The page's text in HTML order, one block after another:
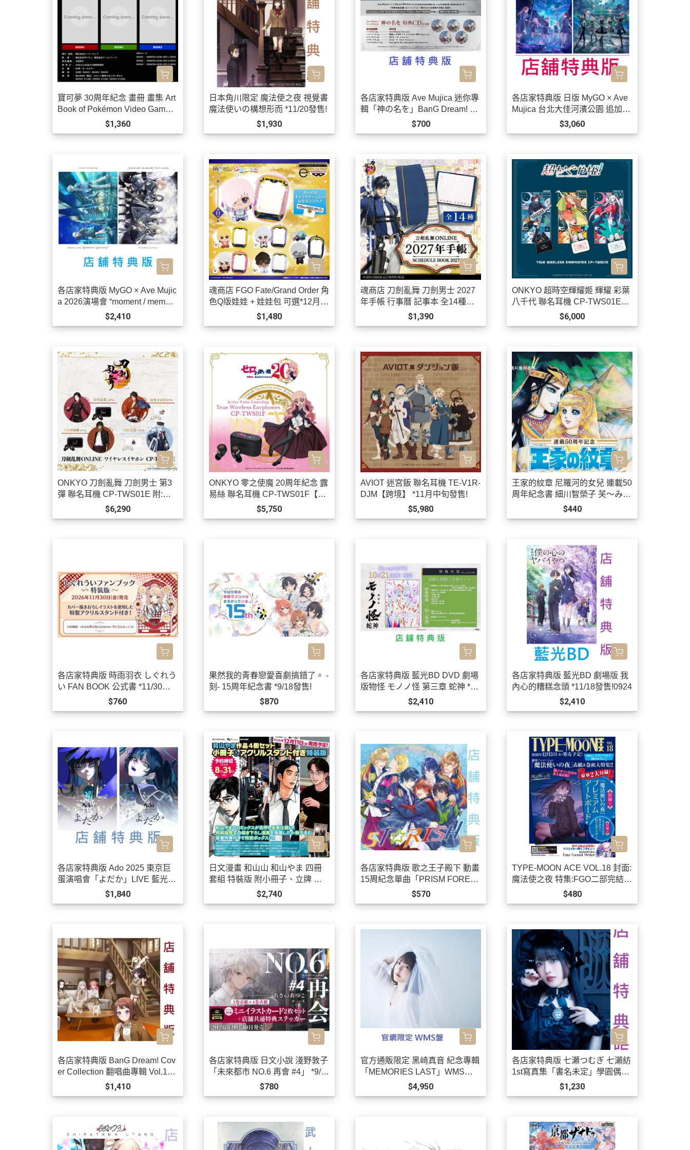
寶可夢 30周年紀念 畫冊 畫集 Art
Book of Pokémon Video Games
developed by GAME FREAK BO
OK 1、2、3 *12/18發售!
$1,360
日本角川限定 魔法使之夜 視覺書
魔法使いの構想形而 *11/20發售!
$1,930
各店家特典版 Ave Mujica 迷你專
輯「神の名を」BanG Dream! *1
0/21發售! 早期0903
$700
各店家特典版 日版 MyGO × Ave
Mujica 台北大佳河濱公園 追加公
演 2026演唱會 藍光BD BanG Dr
eam! *1/27發售! 早期1202截止
$3,060
各店家特典版 MyGO × Ave Mujic
a 2026演場會 “moment / memor
y” 藍光BD 特裝盤 BanG Dream!
*9/30發售!
$2,410
魂商店 FGO Fate/Grand Order 角
色Q版娃娃 + 娃娃包 可選*12月發
$1,480
魂商店 刀劍亂舞 刀劍男士 2027
年手帳 行事曆 記事本 全14種可
選 *12月發售!$1,390
ONKYO 超時空輝耀姬 輝耀 彩葉
八千代 聯名耳機 CP-TWS01E
【跨境】0826*11月中旬發售!
$6,000
ONKYO 刀劍亂舞 刀劍男士 第3
彈 聯名耳機 CP-TWS01E 附:束
口袋【跨境】0923*12月上旬發
售!
$6,290
ONKYO 零之使魔 20周年紀念 露
易絲 聯名耳機 CP-TWS01F【跨
境】*12月上旬發售!0923
$5,750
AVIOT 迷宮飯 聯名耳機 TE-V1R-
DJM【跨境】 *11月中旬發售!
$5,980
王家的紋章 尼羅河的女兒 連載50
周年紀念書 細川智榮子 芙〜みん
$440
各店家特典版 時雨羽衣 しぐれう
い FAN BOOK 公式書 *11/30發
$760
果然我的青春戀愛喜劇搞錯了。 -
刻- 15周年紀念書 *9/18發售!
$870
各店家特典版 藍光BD DVD 劇場
版物怪 モノノ怪 第三章 蛇神 *1
$2,410
各店家特典版 藍光BD 劇場版 我
內心的糟糕念頭 *11/18發售!0924
$2,410
各店家特典版 Ado 2025 東京巨
蛋演唱會「よだか」LIVE 藍光B
D DVD *10/21發售!
$1,840
日文漫畫 和山山 和山やま 四冊
套組 特裝版 附小冊子、立牌 去
唱卡拉OK吧、為你著迷*12/11發
售!
$2,740
各店家特典版 歌之王子殿下 動畫
15周紀念單曲「PRISM FOREV
ER!」STRISH *10/21發售!
$570
TYPE-MOON ACE VOL.18 封面:
魔法使之夜 特集:FGO二部完結 *
$480
各店家特典版 BanG Dream! Cov
er Collection 翻唱曲專輯 Vol.11 *
$1,410
各店家特典版 日文小說 淺野敦子
「未來都市 NO.6 再會 #4」 *9/3
$780
官方通販限定 黑崎真音 紀念專輯
「MEMORIES LAST」WMS盤
黒崎真音 *9/22發售!0903
$4,950
各店家特典版 七瀬つむぎ 七瀨紡
1st寫真集「書名未定」學園偶像
大師 有村麻央*10/30發售!
$1,230